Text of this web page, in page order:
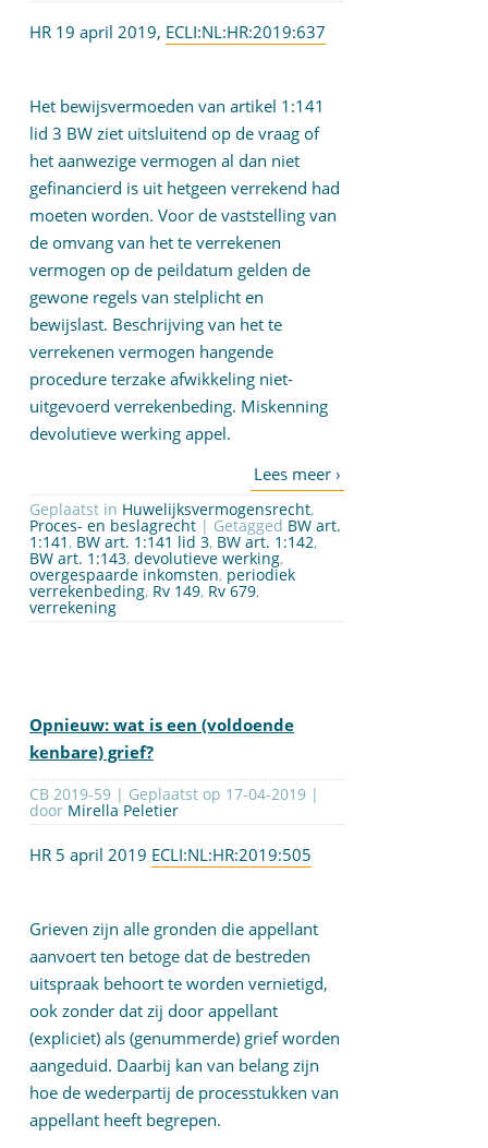
HR 19 april 2019, ECLI:NL:HR:2019:637
Het bewijsvermoeden van artikel 1:141
lid 3 BW ziet uitsluitend op de vraag of
het aanwezige vermogen al dan niet
gefinancierd is uit hetgeen verrekend had
moeten worden. Voor de vaststelling van
de omvang van het te verrekenen
vermogen op de peildatum gelden de
gewone regels van stelplicht en
bewijslast. Beschrijving van het te
verrekenen vermogen hangende
procedure terzake afwikkeling niet-
uitgevoerd verrekenbeding. Miskenning
devolutieve werking appel.
Geplaatst in Huwelijksvermogensrecht,
Proces- en beslagrecht | Getagged BW art.
1:141 , BW art. 1:141 lid 3, BW art. 1:142,
BW art. 1:143, devolutieve werking,
overgespaarde inkomsten, periodiek
verrekenbeding, Rv 149, Rv 679,
verrekening
Opnieuw: wat is een (voldoende
kenbare) grief?
CB 2019-59 | Geplaatst op 17-04-2019 |
door Mirella Peletier
HR 5 april 2019 ECLI:NL:HR:2019:505
Grieven zijn alle gronden die appellant
aanvoert ten betoge dat de bestreden
uitspraak behoort te worden vernietigd,
ook zonder dat zij door appellant
(expliciet) als (genummerde) grief worden
aangeduid. Daarbij kan van belang zijn
hoe de wederpartij de processtukken van
appellant heeft begrepen.